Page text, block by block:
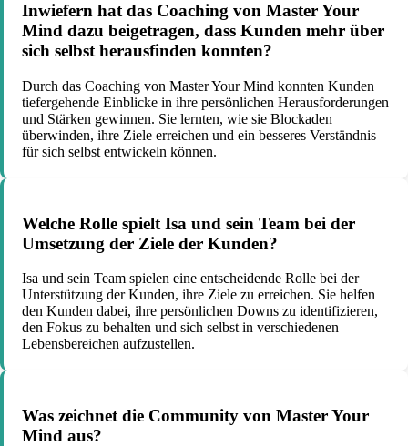
Inwiefern hat das Coaching von Master Your
Mind dazu beigetragen, dass Kunden mehr über
sich selbst herausfinden konnten?
Durch das Coaching von Master Your Mind konnten Kunden
tiefergehende Einblicke in ihre persönlichen Herausforderungen
und Stärken gewinnen. Sie lernten, wie sie Blockaden
überwinden, ihre Ziele erreichen und ein besseres Verständnis
für sich selbst entwickeln können.
Welche Rolle spielt Isa und sein Team bei der
Umsetzung der Ziele der Kunden?
Isa und sein Team spielen eine entscheidende Rolle bei der
Unterstützung der Kunden, ihre Ziele zu erreichen. Sie helfen
den Kunden dabei, ihre persönlichen Downs zu identifizieren,
den Fokus zu behalten und sich selbst in verschiedenen
Lebensbereichen aufzustellen.
Was zeichnet die Community von Master Your
Mind aus?